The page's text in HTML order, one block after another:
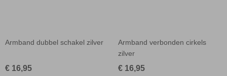
Armband dubbel schakel zilver
€ 16,95
Armband verbonden cirkels
zilver
€ 16,95